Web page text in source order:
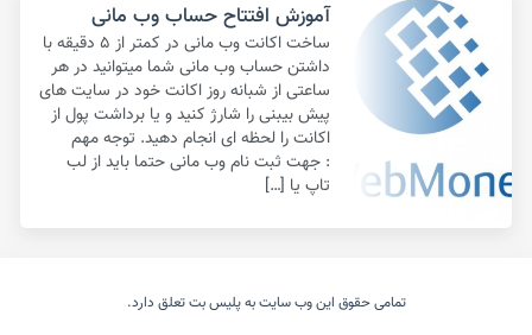
آموزش افتتاح حساب وب مانی
ساخت اکانت وب مانی در کمتر از ۵ دقیقه با
داشتن حساب وب مانی شما میتوانید در هر
ساعتی از شبانه روز اکانت خود در سایت های
پیش بیبنی را شارژ کنید و یا برداشت پول از
اکانت را لحظه ای انجام دهید. توجه مهم
: جهت ثبت نام وب مانی حتما باید از لب
تاپ یا […]
تمامی حقوق این وب سایت به پلیس بت تعلق دارد.